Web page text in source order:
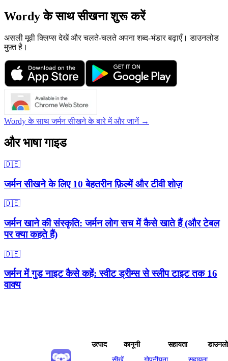
Wordy के साथ सीखना शुरू करें
असली मूवी क्लिप्स देखें और चलते-चलते अपना शब्द-भंडार बढ़ाएँ। डाउनलोड
मुफ़्त है।
Wordy के साथ जर्मन सीखने के बारे में और जानें →
और भाषा गाइड
🇩🇪
जर्मन सीखने के लिए 10 बेहतरीन फ़िल्में और टीवी शोज़
🇩🇪
जर्मन खाने की संस्कृति: जर्मन लोग सच में कैसे खाते हैं (और टेबल
पर क्या कहते हैं)
🇩🇪
जर्मन में गुड नाइट कैसे कहें: स्वीट ड्रीम्स से स्लीप टाइट तक 16
वाक्य
उत्पाद
कानूनी
सहायता